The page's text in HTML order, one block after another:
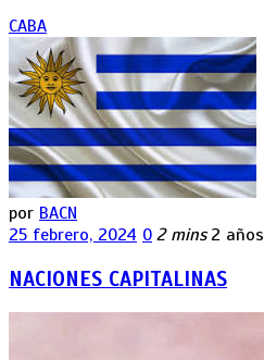
CABA
por BACN
25 febrero, 2024 0 2 mins 2 años
NACIONES CAPITALINAS